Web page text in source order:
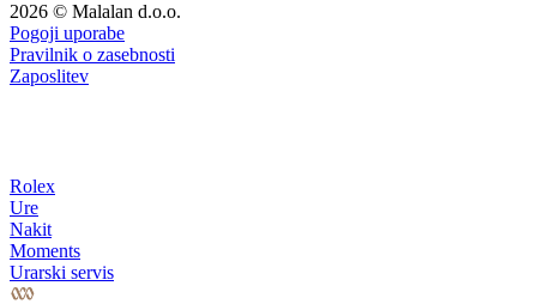
2026 © Malalan d.o.o.
Pogoji uporabe
Pravilnik o zasebnosti
Zaposlitev
Rolex
Ure
Nakit
Moments
Urarski servis